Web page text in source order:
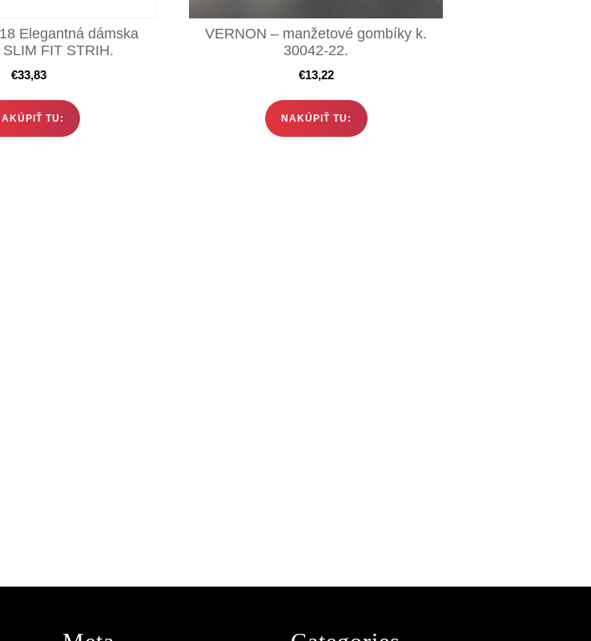
Elegantná dámska
FIT STRIH.
€33,83
TU:
VERNON – manžetové gombíky k.
30042-22.
€13,22
NAKÚPIŤ TU: